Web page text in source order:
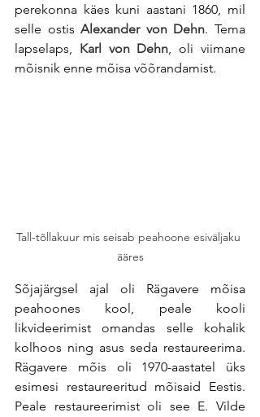
perekonna käes kuni aastani 1860, mil
selle ostis Alexander von Dehn. Tema
lapselaps, Karl von Dehn , oli viimane
mõisnik enne mõisa võõrandamist.
Tall-tõllakuur mis seisab peahoone esiväljaku
ääres
Sõjajärgsel ajal oli Rägavere mõisa
peahoones kool, peale kooli
likvideerimist omandas selle kohalik
kolhoos ning asus seda restaureerima.
Rägavere mõis oli 1970-aastatel üks
esimesi restaureeritud mõisaid Eestis.
Peale restaureerimist oli see E. Vilde